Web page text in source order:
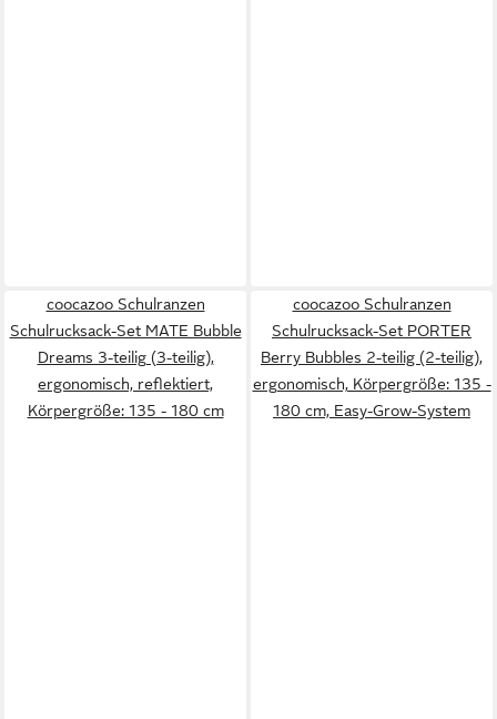
coocazoo Schulranzen
Schulrucksack-Set MATE Bubble
Dreams 3-teilig (3-teilig),
ergonomisch, reflektiert,
Körpergröße: 135 - 180 cm
coocazoo Schulranzen
Schulrucksack-Set PORTER
Berry Bubbles 2-teilig (2-teilig),
ergonomisch, Körpergröße: 135 -
180 cm, Easy-Grow-System